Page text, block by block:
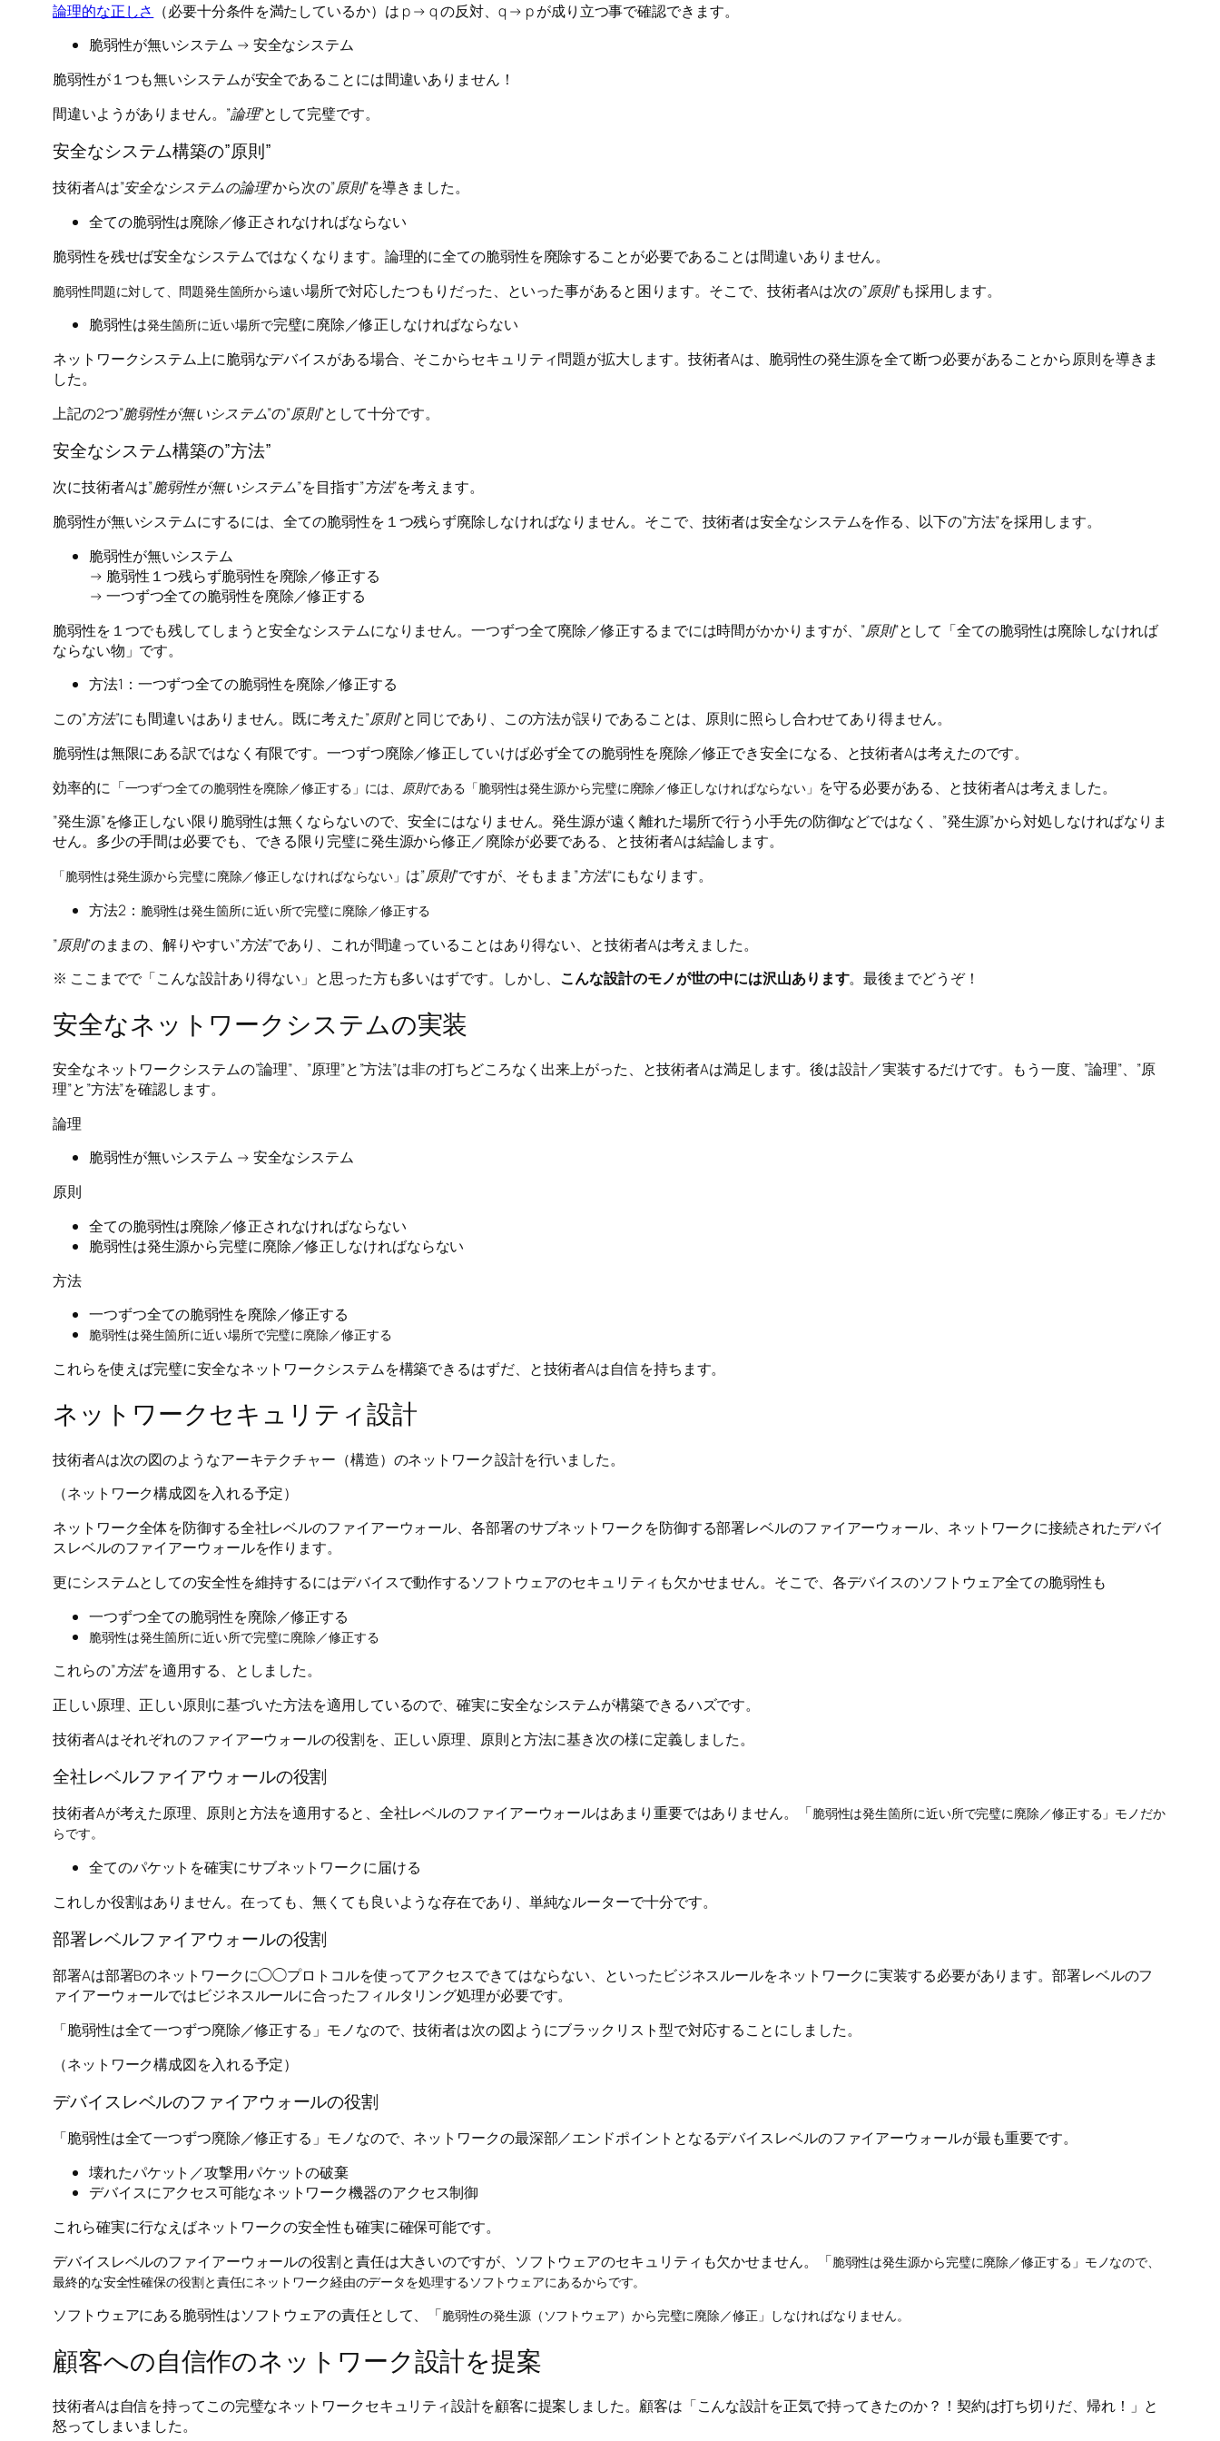
論理的な正しさ （必要十分条件を満たしているか）は p → q の反対、q → p が成り立つ事で確認できます。
脆弱性が無いシステム → 安全なシステム
脆弱性が１つも無いシステムが安全であることには間違いありません！
間違いようがありません。”論理”として完璧です。
安全なシステム構築の”原則”
技術者Aは”安全なシステムの論理”から次の”原則”を導きました。
全ての脆弱性は廃除／修正されなければならない
脆弱性を残せば安全なシステムではなくなります。論理的に全ての脆弱性を廃除することが必要であることは間違いありません。
脆弱性問題に対して、問題発生箇所から遠い場所で対応したつもりだった、といった事があると困ります。そこで、技術者Aは次の”原則”も採用します。
脆弱性は発生箇所に近い場所で完璧に廃除／修正しなければならない
ネットワークシステム上に脆弱なデバイスがある場合、そこからセキュリティ問題が拡大します。技術者Aは、脆弱性の発生源を全て断つ必要があることから原則を導きま
した。
上記の2つ”脆弱性が無いシステム”の”原則”として十分です。
安全なシステム構築の”方法”
次に技術者Aは”脆弱性が無いシステム”を目指す”方法”を考えます。
脆弱性が無いシステムにするには、全ての脆弱性を１つ残らず廃除しなければなりません。そこで、技術者は安全なシステムを作る、以下の”方法”を採用します。
脆弱性が無いシステム
→ 脆弱性１つ残らず脆弱性を廃除／修正する
→ 一つずつ全ての脆弱性を廃除／修正する
脆弱性を１つでも残してしまうと安全なシステムになりません。一つずつ全て廃除／修正するまでには時間がかかりますが、”原則”として「全ての脆弱性は廃除しなければ
ならない物」です。
方法1：一つずつ全ての脆弱性を廃除／修正する
この”方法”にも間違いはありません。既に考えた”原則”と同じであり、この方法が誤りであることは、原則に照らし合わせてあり得ません。
脆弱性は無限にある訳ではなく有限です。一つずつ廃除／修正していけば必ず全ての脆弱性を廃除／修正でき安全になる、と技術者Aは考えたのです。
効率的に「一つずつ全ての脆弱性を廃除／修正する」には、 原則である「脆弱性は発生源から完璧に廃除／修正しなければならない」 を守る必要がある、と技術者Aは考えました。
”発生源”を修正しない限り脆弱性は無くならないので、安全にはなりません。発生源が遠く離れた場所で行う小手先の防御などではなく、”発生源”から対処しなければなりま
せん。多少の手間は必要でも、できる限り完璧に発生源から修正／廃除が必要である、と技術者Aは結論します。
「脆弱性は発生源から完璧に廃除／修正しなければならない」 は”原則”ですが、そもまま”方法“にもなります。
方法2： 脆弱性は発生箇所に近い所で完璧に廃除／修正する
”原則”のままの、解りやすい”方法”であり、これが間違っていることはあり得ない、と技術者Aは考えました。
※ ここまでで「こんな設計あり得ない」と思った方も多いはずです。しかし、 こんな設計のモノが世の中には沢山あります。最後までどうぞ！
安全なネットワークシステムの実装
安全なネットワークシステムの”論理”、”原理”と”方法”は非の打ちどころなく出来上がった、と技術者Aは満足します。後は設計／実装するだけです。もう一度、”論理”、”原
理”と”方法”を確認します。
論理
脆弱性が無いシステム → 安全なシステム
原則
全ての脆弱性は廃除／修正されなければならない
脆弱性は発生源から完璧に廃除／修正しなければならない
方法
一つずつ全ての脆弱性を廃除／修正する
脆弱性は発生箇所に近い場所で完璧に廃除／修正する
これらを使えば完璧に安全なネットワークシステムを構築できるはずだ、と技術者Aは自信を持ちます。
ネットワークセキュリティ設計
技術者Aは次の図のようなアーキテクチャー（構造）のネットワーク設計を行いました。
（ネットワーク構成図を入れる予定）
ネットワーク全体を防御する全社レベルのファイアーウォール、各部署のサブネットワークを防御する部署レベルのファイアーウォール、ネットワークに接続されたデバイ
スレベルのファイアーウォールを作ります。
更にシステムとしての安全性を維持するにはデバイスで動作するソフトウェアのセキュリティも欠かせません。そこで、各デバイスのソフトウェア全ての脆弱性も
一つずつ全ての脆弱性を廃除／修正する
脆弱性は発生箇所に近い所で完璧に廃除／修正する
これらの”方法”を適用する、としました。
正しい原理、正しい原則に基づいた方法を適用しているので、確実に安全なシステムが構築できるハズです。
技術者Aはそれぞれのファイアーウォールの役割を、正しい原理、原則と方法に基き次の様に定義しました。
全社レベルファイアウォールの役割
技術者Aが考えた原理、原則と方法を適用すると、全社レベルのファイアーウォールはあまり重要ではありません。「脆弱性は発生箇所に近い所で完璧に廃除／修正する」モノだか
らです。
全てのパケットを確実にサブネットワークに届ける
これしか役割はありません。在っても、無くても良いような存在であり、単純なルーターで十分です。
部署レベルファイアウォールの役割
部署Aは部署Bのネットワークに◯◯プロトコルを使ってアクセスできてはならない、といったビジネスルールをネットワークに実装する必要があります。部署レベルのフ
ァイアーウォールではビジネスルールに合ったフィルタリング処理が必要です。
「脆弱性は全て一つずつ廃除／修正する」モノなので、技術者は次の図ようにブラックリスト型で対応することにしました。
（ネットワーク構成図を入れる予定）
デバイスレベルのファイアウォールの役割
「脆弱性は全て一つずつ廃除／修正する」モノなので、ネットワークの最深部／エンドポイントとなるデバイスレベルのファイアーウォールが最も重要です。
壊れたパケット／攻撃用パケットの破棄
デバイスにアクセス可能なネットワーク機器のアクセス制御
これら確実に行なえばネットワークの安全性も確実に確保可能です。
デバイスレベルのファイアーウォールの役割と責任は大きいのですが、ソフトウェアのセキュリティも欠かせません。「脆弱性は発生源から完璧に廃除／修正する」モノなので、
最終的な安全性確保の役割と責任にネットワーク経由のデータを処理するソフトウェアにあるからです。
ソフトウェアにある脆弱性はソフトウェアの責任として、「脆弱性の発生源（ソフトウェア）から完璧に廃除／修正」しなければなりません。
顧客への自信作のネットワーク設計を提案
技術者Aは自信を持ってこの完璧なネットワークセキュリティ設計を顧客に提案しました。顧客は「こんな設計を正気で持ってきたのか？！契約は打ち切りだ、帰れ！」と
怒ってしまいました。